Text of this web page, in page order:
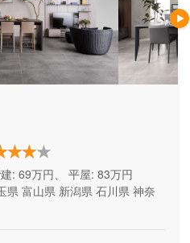
: 69万円、 平屋: 83万円
県 富山県 新潟県 石川県 神奈